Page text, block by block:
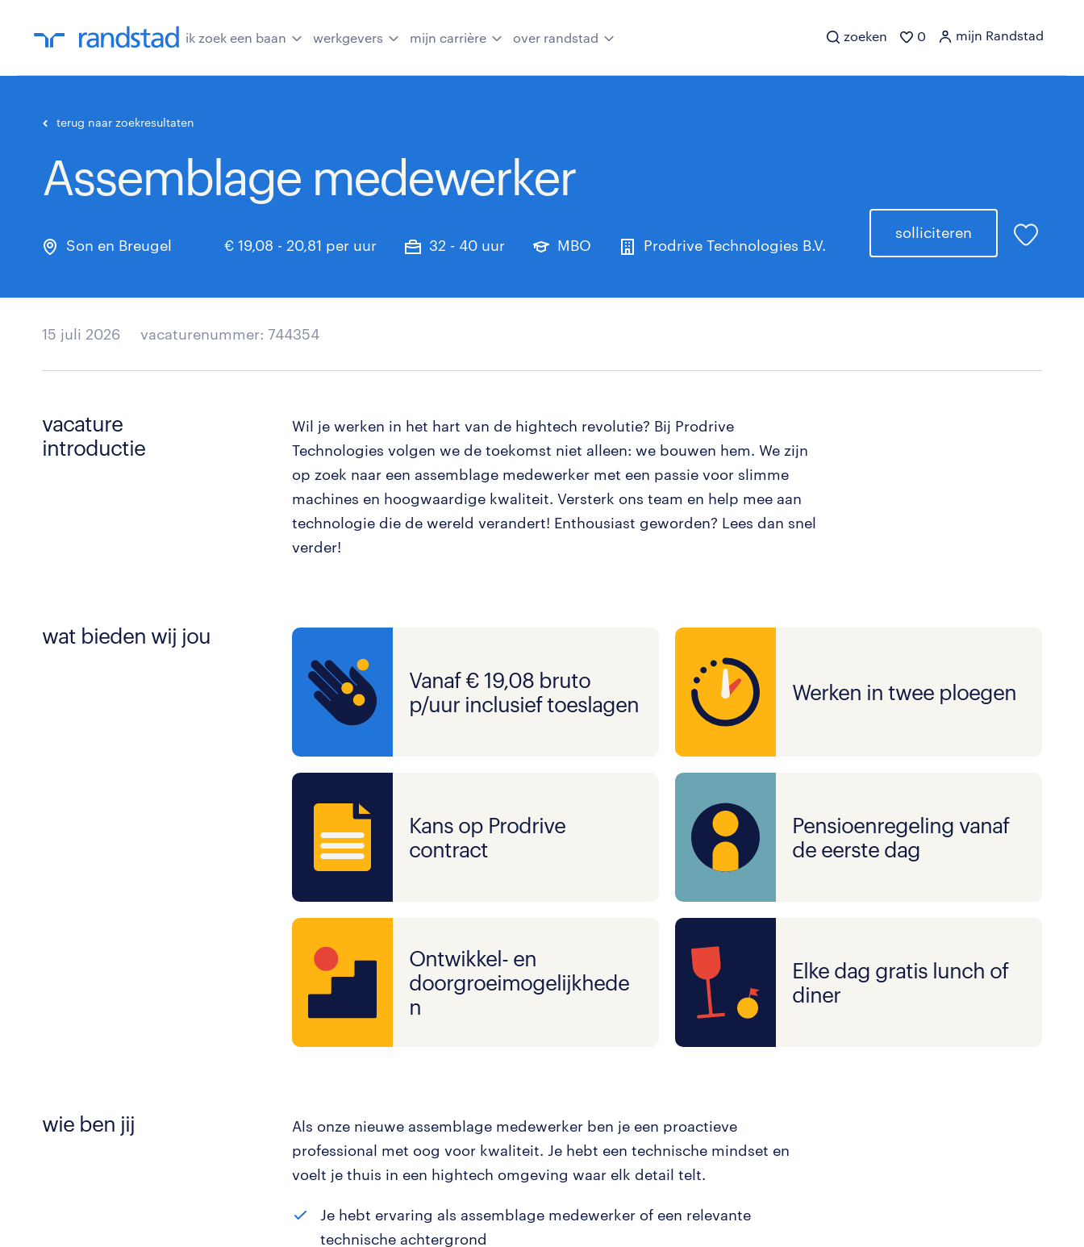
ik zoek een baan werkgevers mijn carrière over randstad zoeken 0 mijn Randstad
terug naar zoekresultaten
Assemblage medewerker
Son en Breugel € 19,08 - 20,81 per uur 32 - 40 uur MBO Prodrive Technologies B.V.
solliciteren
15 juli 2026 vacaturenummer: 744354
vacature
introductie
Wil je werken in het hart van de hightech revolutie? Bij Prodrive
Technologies volgen we de toekomst niet alleen: we bouwen hem. We zijn
op zoek naar een assemblage medewerker met een passie voor slimme
machines en hoogwaardige kwaliteit. Versterk ons team en help mee aan
technologie die de wereld verandert! Enthousiast geworden? Lees dan snel
verder!
wat bieden wij jou
Vanaf € 19,08 bruto
p/uur inclusief toeslagen
Werken in twee ploegen
Kans op Prodrive
contract
Pensioenregeling vanaf
de eerste dag
Ontwikkel- en
doorgroeimogelijkhede
n
Elke dag gratis lunch of
diner
wie ben jij
Als onze nieuwe assemblage medewerker ben je een proactieve
professional met oog voor kwaliteit. Je hebt een technische mindset en
voelt je thuis in een hightech omgeving waar elk detail telt.
Je hebt ervaring als assemblage medewerker of een relevante
technische achtergrond